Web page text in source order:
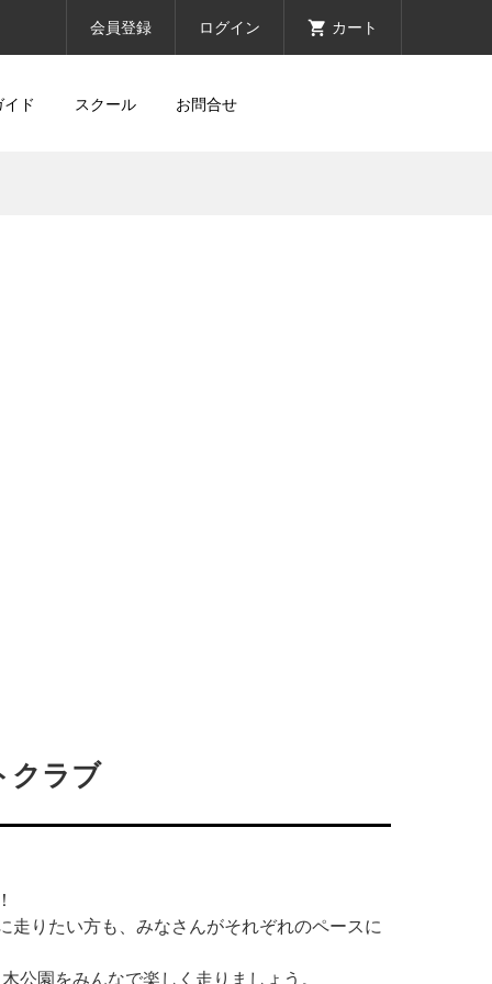
会員登録 ログイン カート
ド スクール お問合せ
クラブ
りたい方も、みなさんがそれぞれのペースに
園をみんなで楽しく走りましょう。